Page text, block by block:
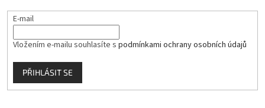
E-mail
Vložením e-mailu souhlasíte s podmínkami ochrany osobních údajů
PŘIHLÁSIT SE